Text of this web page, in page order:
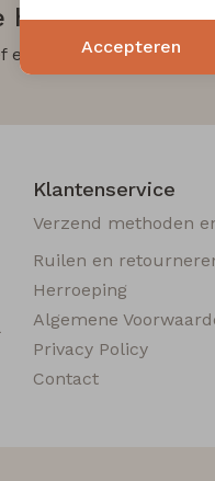
hoogte zijn?
wees als eerst op
Klantenservice
Verzend methoden
Ruilen en
Herroeping
Algemene
Privacy Policy
Contact
Terug
Accepteren